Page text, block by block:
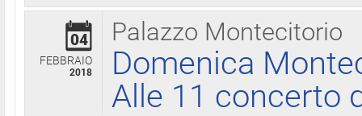
Palazzo Montecitorio
04
FEBBRAIO
2018
Domenica
Alle 11 concerto